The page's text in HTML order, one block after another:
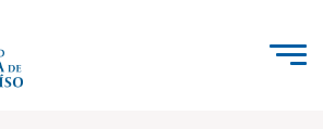
al contenido